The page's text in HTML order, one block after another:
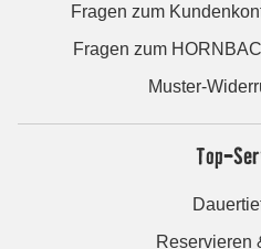
Fragen zum
Fragen zum
Muster-
Top-
Reservieren